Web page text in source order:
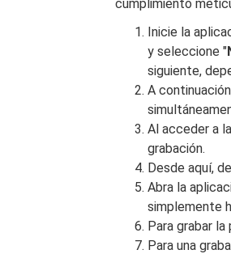
cumplimiento
Inicie la
y seleccione "
siguiente,
A
Al acceder a
grabación.
Desde aquí,
Abra la
simplemente
Para grabar
Para una